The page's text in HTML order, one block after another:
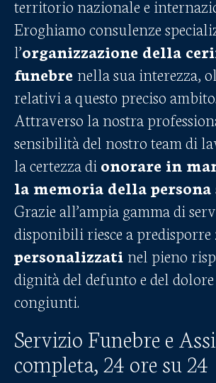
territorio nazionale e
Eroghiamo consulenze
l’organizzazione della
funebre nella sua interezza,
relativi a questo preciso ambito.
Attraverso la nostra
sensibilità del nostro team di
la certezza di onorare in
la memoria della persona
Grazie all’ampia gamma di
disponibili riesce a predisporre
personalizzati nel pieno
dignità del defunto e del dolore
congiunti.
Servizio Funebre e
completa, 24 ore su 24